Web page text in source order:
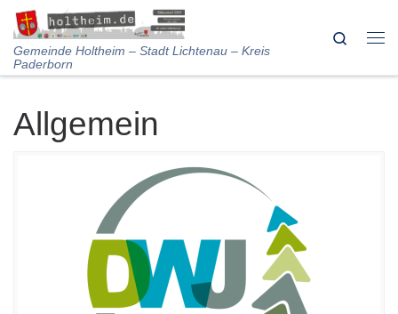
Skip to content
Gemeinde Holtheim – Stadt Lichtenau – Kreis
Paderborn
Search
Allgemein